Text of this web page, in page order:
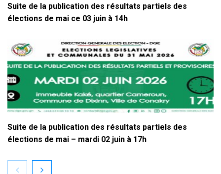
Suite de la publication des résultats partiels des
élections de mai ce 03 juin à 14h
Suite de la publication des résultats partiels des
élections de mai – mardi 02 juin à 17h